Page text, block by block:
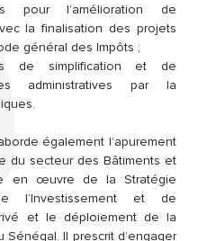
pour l’amélioration de
la finalisation des projets
général des Impôts ;
de simplification et de
administratives par la
également l’apurement
du secteur des Bâtiments et
en œuvre de la Stratégie
l’Investissement et de
et le déploiement de la
Il prescrit d’engager